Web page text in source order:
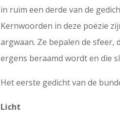
in ruim een derde van de
Kernwoorden in deze poëzie
argwaan. Ze bepalen de sfeer,
ergens beraamd wordt en die
Het eerste gedicht van de
Licht